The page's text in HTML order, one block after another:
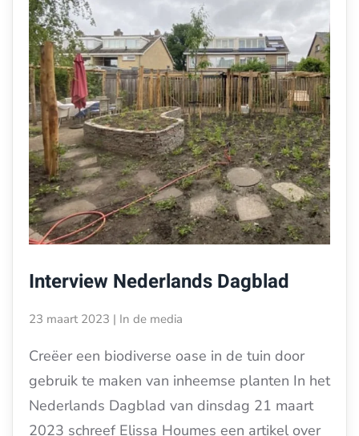
Interview Nederlands Dagblad
23 maart 2023 | In de media
Creëer een biodiverse oase in de tuin door
gebruik te maken van inheemse planten In het
Nederlands Dagblad van dinsdag 21 maart
2023 schreef Elissa Houmes een artikel over